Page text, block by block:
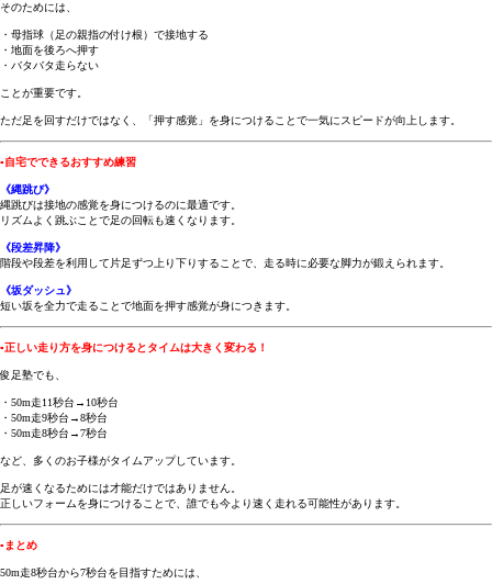
そのためには、
・母指球（足の親指の付け根）で接地する
・地面を後ろへ押す
・バタバタ走らない
ことが重要です。
ただ足を回すだけではなく、「押す感覚」を身につけることで一気にスピードが向上します。
▪自宅でできるおすすめ練習
《縄跳び》
縄跳びは接地の感覚を身につけるのに最適です。
リズムよく跳ぶことで足の回転も速くなります。
《段差昇降》
階段や段差を利用して片足ずつ上り下りすることで、走る時に必要な脚力が鍛えられます。
《坂ダッシュ》
短い坂を全力で走ることで地面を押す感覚が身につきます。
▪正しい走り方を身につけるとタイムは大きく変わる！
俊足塾でも、
・50m走11秒台→10秒台
・50m走9秒台→8秒台
・50m走8秒台→7秒台
など、多くのお子様がタイムアップしています。
足が速くなるためには才能だけではありません。
正しいフォームを身につけることで、誰でも今より速く走れる可能性があります。
▪まとめ
50m走8秒台から7秒台を目指すためには、